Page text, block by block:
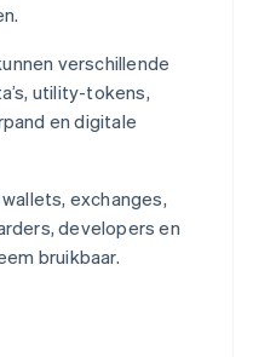
verschillende
utility-tokens,
en digitale
wallets, exchanges,
developers en
bruikbaar.